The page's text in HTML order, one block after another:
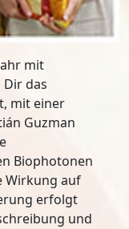
mit
das
mit einer
Guzman
Biophotonen
Wirkung auf
erfolgt
und